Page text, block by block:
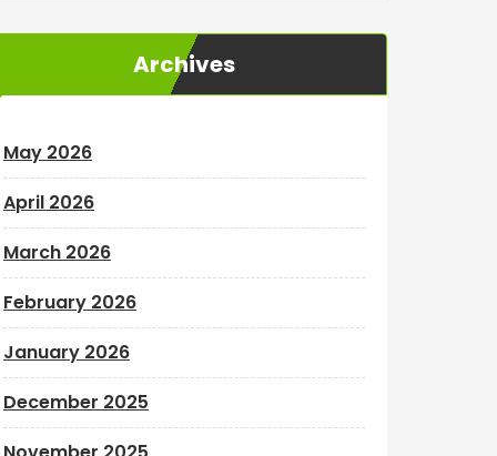
Archives
May 2026
April 2026
March 2026
February 2026
January 2026
December 2025